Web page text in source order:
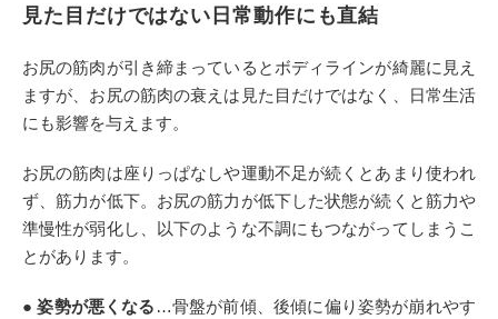
見た目だけではない日常動作にも直結
お尻の筋肉が引き締まっているとボディラインが綺麗に見え
ますが、お尻の筋肉の衰えは見た目だけではなく、日常生活
にも影響を与えます。
お尻の筋肉は座りっぱなしや運動不足が続くとあまり使われ
ず、筋力が低下。お尻の筋力が低下した状態が続くと筋力や
準慢性が弱化し、以下のような不調にもつながってしまうこ
とがあります。
● 姿勢が悪くなる …骨盤が前傾、後傾に偏り姿勢が崩れやす